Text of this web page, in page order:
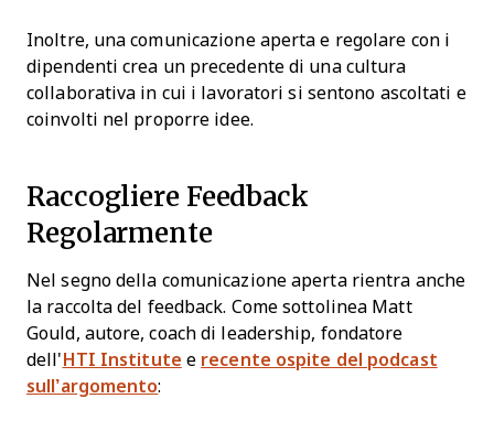
Inoltre, una comunicazione aperta e regolare con i
dipendenti crea un precedente di una cultura
collaborativa in cui i lavoratori si sentono ascoltati e
coinvolti nel proporre idee.
Raccogliere Feedback
Regolarmente
Nel segno della comunicazione aperta rientra anche
la raccolta del feedback. Come sottolinea Matt
Gould, autore, coach di leadership, fondatore
dell' HTI Institute e recente ospite del podcast
sull’argomento: